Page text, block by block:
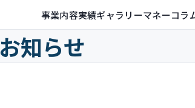
事業内容実績ギャラリーマネーコラ
お知らせ